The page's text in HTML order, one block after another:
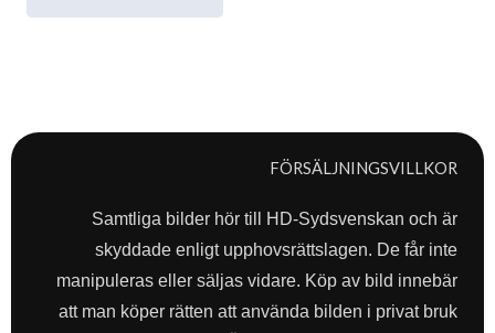
FÖRSÄLJNINGSVILLKOR
Samtliga bilder hör till HD-Sydsvenskan och är
skyddade enligt upphovsrättslagen. De får inte
manipuleras eller säljas vidare. Köp av bild innebär
att man köper rätten att använda bilden i privat bruk